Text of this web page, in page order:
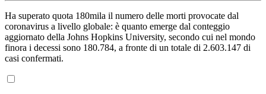
Ha superato quota 180mila il numero delle morti provocate dal
coronavirus a livello globale: è quanto emerge dal conteggio
aggiornato della Johns Hopkins University, secondo cui nel mondo
finora i decessi sono 180.784, a fronte di un totale di 2.603.147 di
casi confermati.